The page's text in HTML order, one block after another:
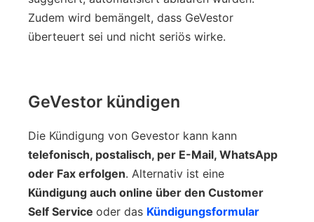
Zudem wird bemängelt, dass GeVestor
überteuert sei und nicht seriös wirke.
GeVestor kündigen
Die Kündigung von Gevestor kann kann
telefonisch, postalisch, per E-Mail, WhatsApp
oder Fax erfolgen. Alternativ ist eine
Kündigung auch online über den Customer
Self Service oder das Kündigungsformular